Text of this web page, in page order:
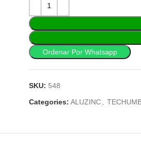
Ordenar Por Whatsapp
SKU: 548
Categories: ALUZINC